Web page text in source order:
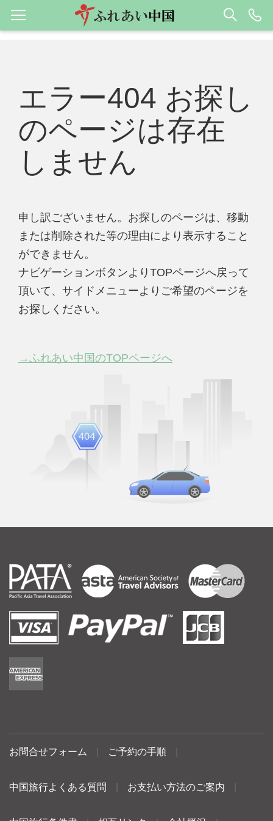
エラー404 お探し
のページは存在
しません
申し訳ございません。お探しのページは、移動
または削除された等の理由により表示すること
ができません。
ナビゲーションボタンよりTOPページへ戻って
頂いて、サイドメニューよりご希望のページを
お探しください。
→ふれあい中国のTOPページへ
お問合せフォーム ご予約の手順
中国旅行よくある質問 お支払い方法のご案内